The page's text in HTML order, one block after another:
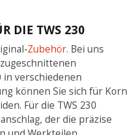
DIE TWS 230
Zubehör. Bei uns
in verschiedenen
können Sie sich für Korn
Für die TWS 230
der die präzise